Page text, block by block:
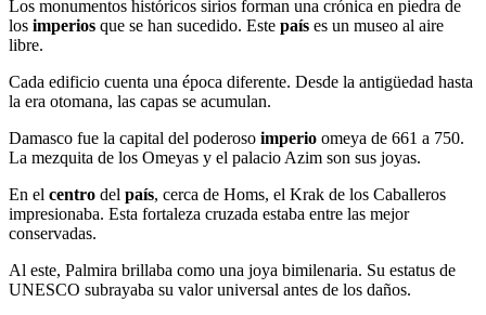
Los monumentos históricos sirios forman una crónica en piedra de
los imperios que se han sucedido. Este país es un museo al aire
libre.
Cada edificio cuenta una época diferente. Desde la antigüedad hasta
la era otomana, las capas se acumulan.
Damasco fue la capital del poderoso imperio omeya de 661 a 750.
La mezquita de los Omeyas y el palacio Azim son sus joyas.
En el centro del país, cerca de Homs, el Krak de los Caballeros
impresionaba. Esta fortaleza cruzada estaba entre las mejor
conservadas.
Al este, Palmira brillaba como una joya bimilenaria. Su estatus de
UNESCO subrayaba su valor universal antes de los daños.